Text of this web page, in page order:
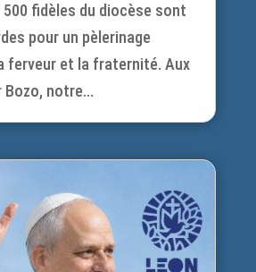
fidèles du diocèse sont
pour un pèlerinage
ferveur et la fraternité. Aux
notre...